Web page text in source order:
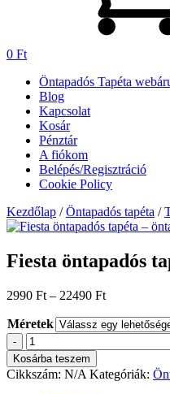
0 Ft
Öntapadós Tapéta
Blog
Kapcsolat
Kosár
Pénztár
A fiókom
Belépés/Regisztráció
Cookie Policy
Kezdőlap /Öntapadós tapéta /
Fiesta öntapadós
2990 Ft – 22490 FtÁrtartomány:
-
22490 Ft
Méretek
-
Fiesta
öntapadós
tapéta
mennyiség
Kosárba teszem
Cikkszám: N/A Kategóriák: